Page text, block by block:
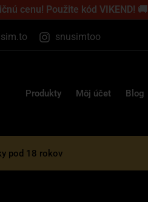
cenu! Použite kód VIKEND! 🚚
snusimtoo
Produkty Môj účet Blog
pod 18 rokov